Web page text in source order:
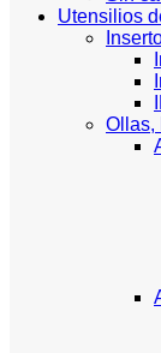
Utensilios
Ollas,